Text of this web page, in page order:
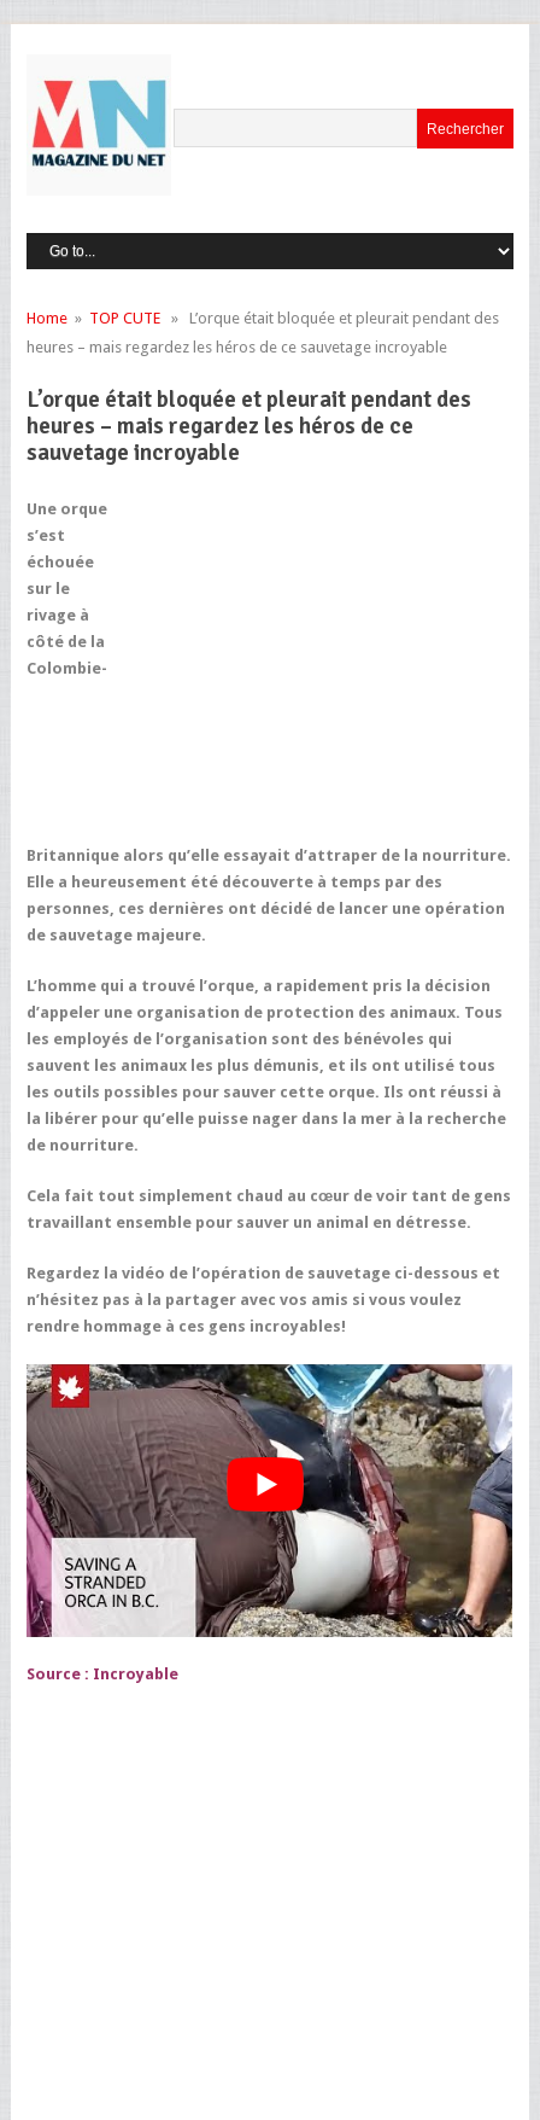
Home» TOP CUTE» L’orque était bloquée et pleurait pendant des
heures – mais regardez les héros de ce sauvetage incroyable
L’orque était bloquée et pleurait pendant des
heures – mais regardez les héros de ce
sauvetage incroyable
Une orque
s’est
échouée
sur le
rivage à
côté de la
Colombie-
Britannique alors qu’elle essayait d’attraper de la nourriture.
Elle a heureusement été découverte à temps par des
personnes, ces dernières ont décidé de lancer une opération
de sauvetage majeure.
L’homme qui a trouvé l’orque, a rapidement pris la décision
d’appeler une organisation de protection des animaux. Tous
les employés de l’organisation sont des bénévoles qui
sauvent les animaux les plus démunis, et ils ont utilisé tous
les outils possibles pour sauver cette orque. Ils ont réussi à
la libérer pour qu’elle puisse nager dans la mer à la recherche
de nourriture.
Cela fait tout simplement chaud au cœur de voir tant de gens
travaillant ensemble pour sauver un animal en détresse.
Regardez la vidéo de l’opération de sauvetage ci-dessous et
n’hésitez pas à la partager avec vos amis si vous voulez
rendre hommage à ces gens incroyables!
Source : Incroyable